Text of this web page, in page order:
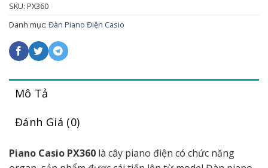
SKU: PX360
Danh mục: Đàn Piano Điện Casio
Mô Tả
Đánh Giá (0)
Piano Casio PX360 là cây piano điện có chức năng